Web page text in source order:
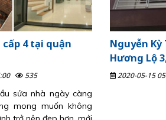
4 tại quận
535
sửa nhà ngày càng
mong muốn không
Nguyễn Kỳ
Hương Lộ
Q Bình Tân
2020-05-15